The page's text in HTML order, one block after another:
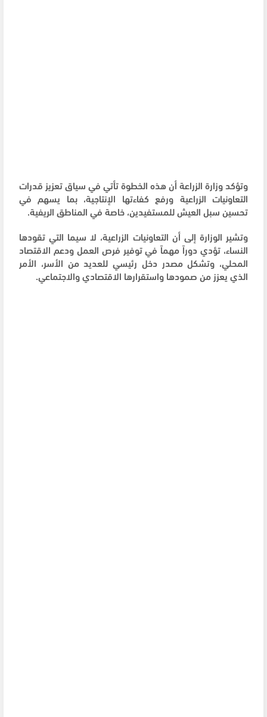
وتؤكد وزارة الزراعة أن هذه الخطوة تأتي في سياق تعزيز قدرات
التعاونيات الزراعية ورفع كفاءتها الإنتاجية، بما يسهم في
تحسين سبل العيش للمستفيدين، خاصة في المناطق الريفية.
وتشير الوزارة إلى أن التعاونيات الزراعية، لا سيما التي تقودها
النساء، تؤدي دوراً مهماً في توفير فرص العمل ودعم الاقتصاد
المحلي، وتشكل مصدر دخل رئيسي للعديد من الأسر، الأمر
الذي يعزز من صمودها واستقرارها الاقتصادي والاجتماعي.